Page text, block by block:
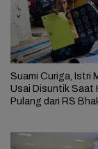
Suami Curiga, Istri
Usai Disuntik Saat
Pulang dari RS